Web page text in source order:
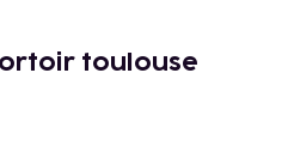
km
- 2,5 km
toulouse